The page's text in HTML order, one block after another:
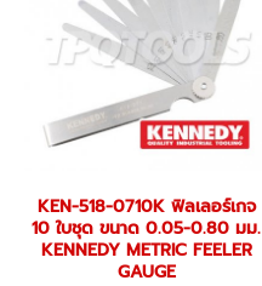
KEN-518-0710K ฟิลเลอร์เกจ
10 ใบชุด ขนาด 0.05-0.80 มม.
KENNEDY METRIC FEELER
GAUGE